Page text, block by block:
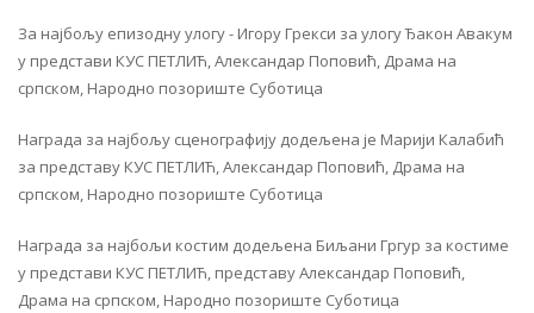
За најбољу епизодну улогу - Игору Грекси за улогу Ђакон Авакум
у представи КУС ПЕТЛИЋ, Александар Поповић, Драма на
српском, Народно позориште Суботица
Награда за најбољу сценографију додељена је Марији Калабић
за представу КУС ПЕТЛИЋ, Александар Поповић, Драма на
српском, Народно позориште Суботица
Награда за најбољи костим додељена Биљани Гргур за костиме
у представи КУС ПЕТЛИЋ, представу Александар Поповић,
Драма на српском, Народно позориште Суботица